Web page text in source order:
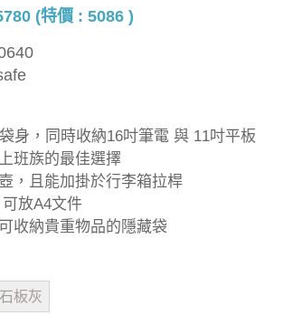
(特價 : 5086 )
身，同時收納16吋筆電 與 11吋平板
班族的最佳選擇
，且能加掛於行李箱拉桿
放A4文件
收納貴重物品的隱藏袋
石板灰